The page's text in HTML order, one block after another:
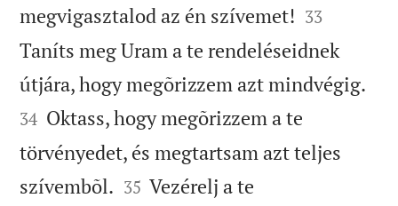
megvigasztalod az én szívemet! 

33
Taníts meg Uram a te rendeléseidnek
útjára, hogy megõrizzem azt mindvégig.
34 Oktass, hogy megõrizzem a te
törvényedet, és megtartsam azt teljes
szívembõl. 

35 Vezérelj a te